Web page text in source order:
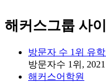
해커스그룹 사
방문자 수 1위 유
방문자수 1위,
해커스어학원